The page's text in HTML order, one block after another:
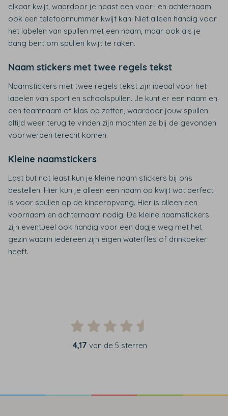
elkaar kwijt, waardoor je naast een voor- en achternaam
ook een telefoonnummer kwijt kan. Niet alleen handig voor
het labelen van spullen met een naam, maar ook als je
bang bent om spullen kwijt te raken.
Naam stickers met twee regels tekst
Naamstickers met twee regels tekst zijn ideaal voor het
labelen van sport en schoolspullen. Je kunt er een naam en
een teamnaam of klas op zetten, waardoor jouw spullen
altijd weer terug te vinden zijn mochten ze bij de gevonden
voorwerpen terecht komen.
Kleine naamstickers
Last but not least kun je kleine naam stickers bij ons
bestellen. Hier kun je alleen een naam op kwijt wat perfect
is voor spullen op de kinderopvang. Hier is alleen een
voornaam en achternaam nodig. De kleine naamstickers
zijn eventueel ook handig voor een dagje weg met het
gezin waarin iedereen zijn eigen waterfles of drinkbeker
heeft.
4,17 van de 5 sterren